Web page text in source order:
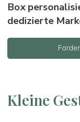
Box
dedizierte
Kleine